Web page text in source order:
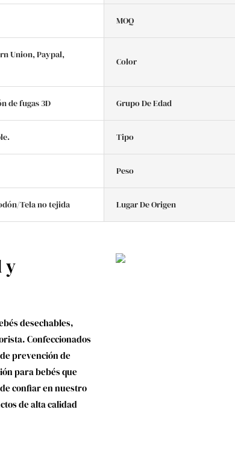
MOQ
Union, Paypal,
Color
de fugas 3D Grupo De Edad
Tipo
Peso
Tela no tejida Lugar De Origen
y
desechables,
Confeccionados
prevención de
para bebés que
confiar en nuestro
de alta calidad